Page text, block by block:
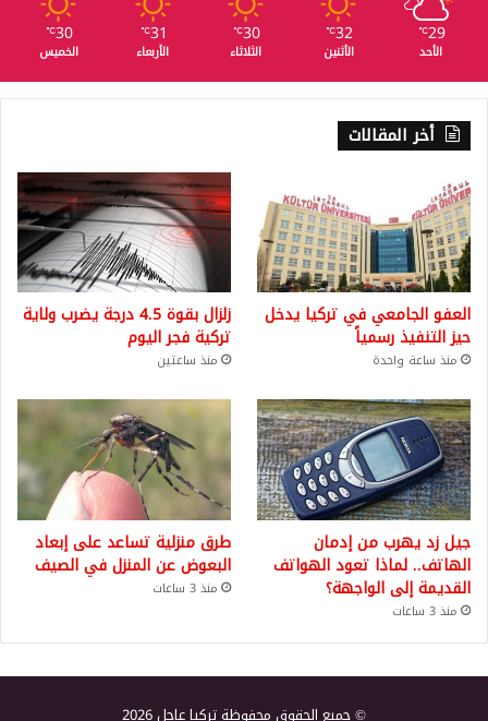
29
℃
الأحد
32
℃
الأثنين
30
℃
الثلاثاء
31
℃
الأربعاء
30
℃
الخميس
أخر المقالات
العفو الجامعي في تركيا يدخل
حيز التنفيذ رسمياً
منذ ساعة واحدة
زلزال بقوة 4.5 درجة يضرب ولاية
تركية فجر اليوم
منذ ساعتين
جيل زد يهرب من إدمان
الهاتف.. لماذا تعود الهواتف
القديمة إلى الواجهة؟
منذ 3 ساعات
طرق منزلية تساعد على إبعاد
البعوض عن المنزل في الصيف
منذ 3 ساعات
© جميع الحقوق محفوظة تركيا عاجل 2026